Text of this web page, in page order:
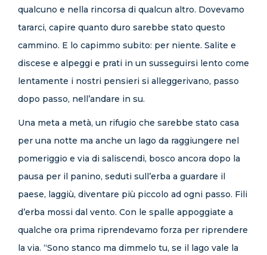
qualcuno e nella rincorsa di qualcun altro. Dovevamo
tararci, capire quanto duro sarebbe stato questo
cammino. E lo capimmo subito: per niente. Salite e
discese e alpeggi e prati in un susseguirsi lento come
lentamente i nostri pensieri si alleggerivano, passo
dopo passo, nell’andare in su.
Una meta a metà, un rifugio che sarebbe stato casa
per una notte ma anche un lago da raggiungere nel
pomeriggio e via di saliscendi, bosco ancora dopo la
pausa per il panino, seduti sull’erba a guardare il
paese, laggiù, diventare più piccolo ad ogni passo. Fili
d’erba mossi dal vento. Con le spalle appoggiate a
qualche ora prima riprendevamo forza per riprendere
la via. “Sono stanco ma dimmelo tu, se il lago vale la